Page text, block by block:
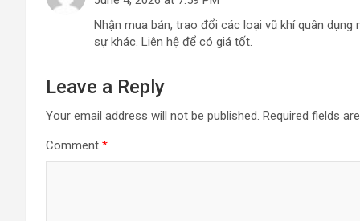
Nhận mua bán, trao đổi các loại vũ khí quân
sự khác. Liên hệ để có giá tốt.
Leave a Reply
Your email address will not be published. Required fields
Comment *